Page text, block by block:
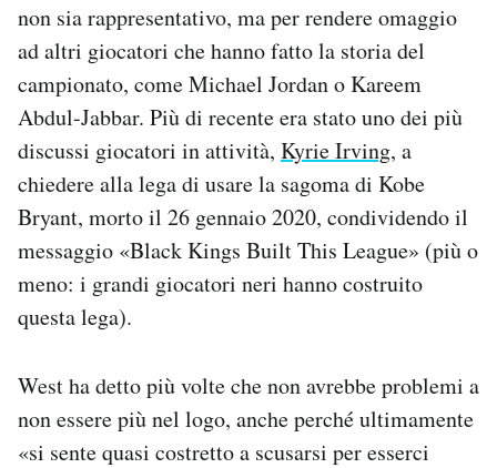
non sia rappresentativo, ma per rendere omaggio
ad altri giocatori che hanno fatto la storia del
campionato, come Michael Jordan o Kareem
Abdul-Jabbar. Più di recente era stato uno dei più
discussi giocatori in attività, Kyrie Irving, a
chiedere alla lega di usare la sagoma di Kobe
Bryant, morto il 26 gennaio 2020, condividendo il
messaggio «Black Kings Built This League» (più o
meno: i grandi giocatori neri hanno costruito
questa lega).
West ha detto più volte che non avrebbe problemi a
non essere più nel logo, anche perché ultimamente
«si sente quasi costretto a scusarsi per esserci